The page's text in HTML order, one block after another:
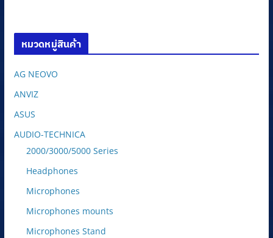
หมวดหมู่สินค้า
AG NEOVO
ANVIZ
ASUS
AUDIO-TECHNICA
2000/3000/5000 Series
Headphones
Microphones
Microphones mounts
Microphones Stand